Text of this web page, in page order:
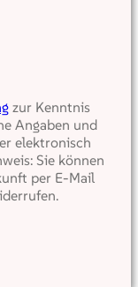
zur Kenntnis
Angaben und
elektronisch
Sie können
per E-Mail